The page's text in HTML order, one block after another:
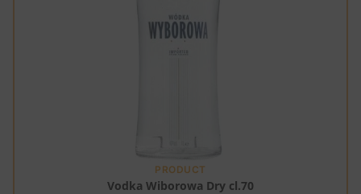
PRODUCT
Vodka Wiborowa Dry cl.70